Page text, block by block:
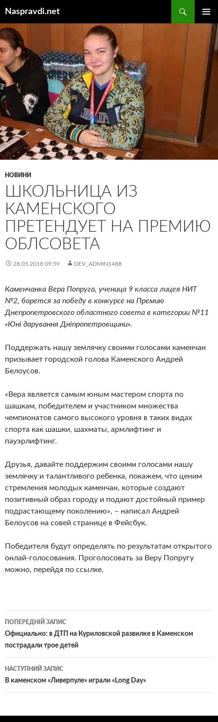
вмісту
Naspravdi.net
НОВИНИ
ШКОЛЬНИЦА ИЗ
КАМЕНСКОГО
ПРЕТЕНДУЕТ НА ПРЕМИЮ
ОБЛСОВЕТА
28.05.2018 09:59 DEV_ADMIN1488
Каменчанка Вера Попруга, ученица 9 класса лицея НИТ
№2, борется за победу в конкурсе на Премию
Днепропетровского областного совета в категории №11
«Юні дарування Дніпропетровщини».
Поддержать нашу землячку своими голосами каменчан
призывает городской голова Каменского Андрей
Белоусов.
«Вера является самым юным мастером спорта по
шашкам, победителем и участником множества
чемпионатов самого высокого уровня в таких видах
спорта как шашки, шахматы, армлифтинг и
пауэрлифтинг.
Друзья, давайте поддержим своими голосами нашу
землячку и талантливого ребенка, покажем, что ценим
стремления молодых каменчан, которые создают
позитивный образ городу и подают достойный пример
подрастающему поколению», – написал Андрей
Белоусов на совей странице в Фейсбук.
Победителя будут определять по результатам открытого
онлай-голосования. Проголосовать за Веру Попругу
можно, перейдя по ссылке.
Навігація
по
записам
ПОПЕРЕДНІЙ ЗАПИС
Официально: в ДТП на Куриловской развилке в Каменском
пострадали трое детей
НАСТУПНИЙ ЗАПИС
В каменском «Ливерпуле» играли «Long Day»